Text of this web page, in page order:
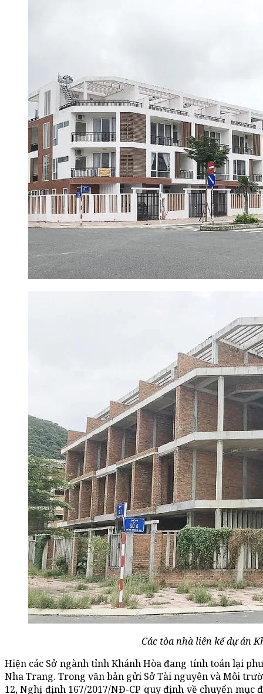
Các tòa nhà liên kế dự án
Hiện các Sở ngành tỉnh Khánh Hòa đang tính toán lại
Nha Trang. Trong văn bản gửi Sở Tài nguyên và Môi
12, Nghị định 167/2017/NĐ-CP quy định về chuyển